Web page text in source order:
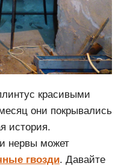
красивыми
они покрывались
история.
нервы может
гвозди. Давайте